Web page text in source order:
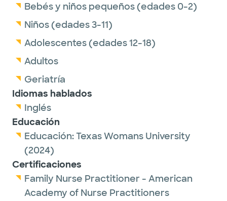
Bebés y niños pequeños (edades 0-2)
Niños (edades 3-11)
Adolescentes (edades 12-18)
Adultos
Geriatría
Idiomas hablados
Inglés
Educación
Educación:Texas Womans University
(2024)
Certificaciones
Family Nurse Practitioner - American
Academy of Nurse Practitioners